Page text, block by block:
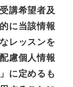
講希望者及
に当該情報
レッスンを
慮個人情報
に定めるも